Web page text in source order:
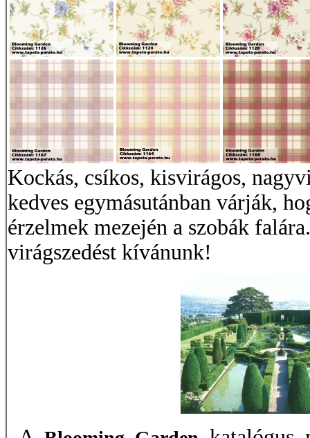
Kockás, csíkos, kisvirágos,
kedves egymásutánban várják,
érzelmek mezején a szobák
virágszedést kívánunk!